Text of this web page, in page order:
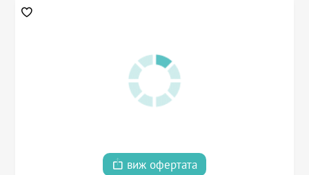
виж офертата